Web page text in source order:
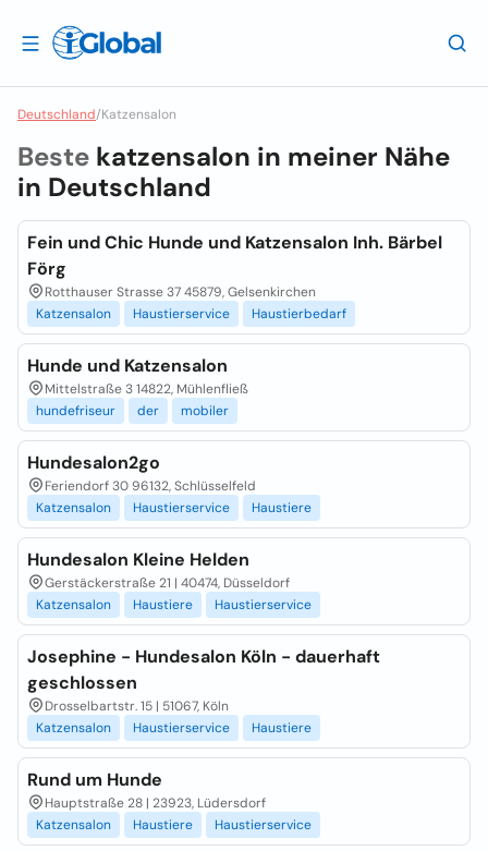
Deutschland/Katzensalon
Beste katzensalon in meiner Nähe
in Deutschland
Fein und Chic Hunde und Katzensalon Inh. Bärbel
Förg
Rotthauser Strasse 37 45879, Gelsenkirchen
Katzensalon
Haustierservice Haustierbedarf
Hunde und Katzensalon
Mittelstraße 3 14822, Mühlenfließ
hundefriseur
der mobiler
Hundesalon2go
Feriendorf 30 96132, Schlüsselfeld
Katzensalon
Haustierservice Haustiere
Hundesalon Kleine Helden
Gerstäckerstraße 21 | 40474, Düsseldorf
Katzensalon
Haustiere Haustierservice
Josephine - Hundesalon Köln - dauerhaft
geschlossen
Drosselbartstr. 15 | 51067, Köln
Katzensalon
Haustierservice Haustiere
Rund um Hunde
Hauptstraße 28 | 23923, Lüdersdorf
Katzensalon
Haustiere Haustierservice